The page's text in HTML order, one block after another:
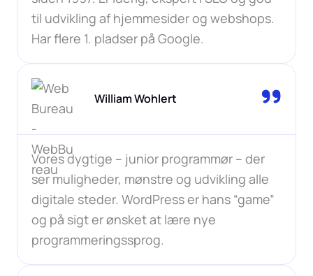
til udvikling af hjemmesider og webshops.
Har flere 1. pladser på Google.
William Wohlert
Vores dygtige – junior programmør – der
ser muligheder, mønstre og udvikling alle
digitale steder. WordPress er hans “game”
og på sigt er ønsket at lære nye
programmeringssprog.